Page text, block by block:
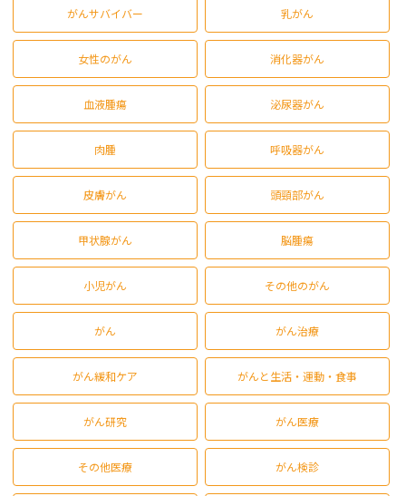
がんサバイバー 乳がん
女性のがん 消化器がん
血液腫瘍 泌尿器がん
肉腫 呼吸器がん
皮膚がん 頭頸部がん
甲状腺がん 脳腫瘍
小児がん その他のがん
がん がん治療
がん緩和ケア がんと生活・運動・食事
がん研究 がん医療
その他医療 がん検診